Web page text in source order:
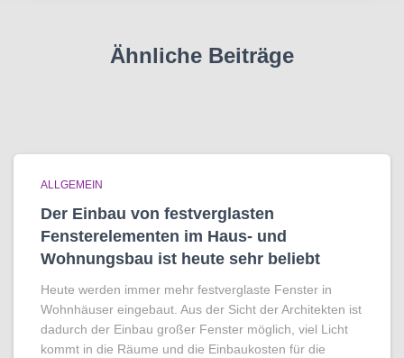
Ähnliche Beiträge
ALLGEMEIN
Der Einbau von festverglasten
Fensterelementen im Haus- und
Wohnungsbau ist heute sehr beliebt
Heute werden immer mehr festverglaste Fenster in
Wohnhäuser eingebaut. Aus der Sicht der Architekten ist
dadurch der Einbau großer Fenster möglich, viel Licht
kommt in die Räume und die Einbaukosten für die